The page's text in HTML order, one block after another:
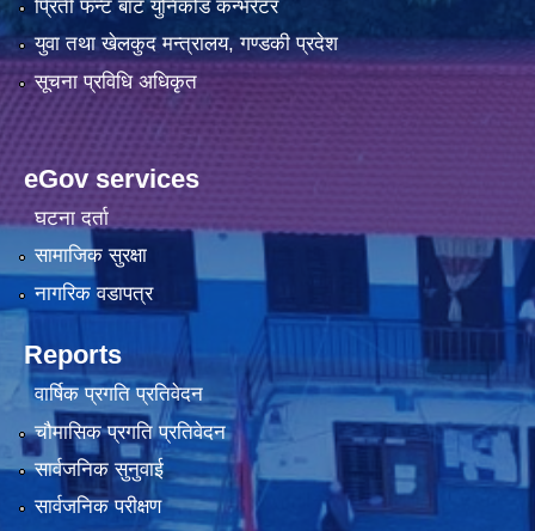
प्रिती फन्ट बाट युनिकोड कन्भर्रटर
युवा तथा खेलकुद मन्त्रालय, गण्डकी प्रदेश
सूचना प्रविधि अधिकृत
eGov services
घटना दर्ता
सामाजिक सुरक्षा
नागरिक वडापत्र
Reports
वार्षिक प्रगति प्रतिवेदन
चौमासिक प्रगति प्रतिवेदन
सार्वजनिक सुनुवाई
सार्वजनिक परीक्षण